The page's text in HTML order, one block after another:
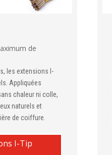
de
les extensions I-
Appliquées
chaleur ni colle,
naturels et
de coiffure.
I-Tip